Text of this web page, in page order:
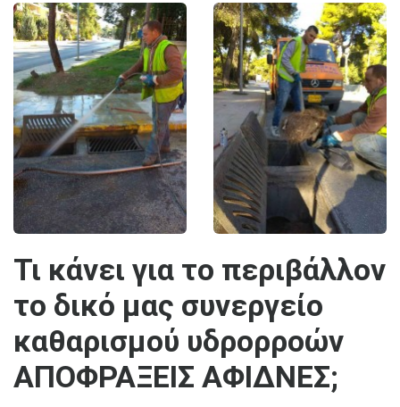
Τι κάνει για το περιβάλλον
το δικό μας συνεργείο
καθαρισμού υδρορροών
ΑΠΟΦΡΑΞΕΙΣ ΑΦΙΔΝΕΣ;